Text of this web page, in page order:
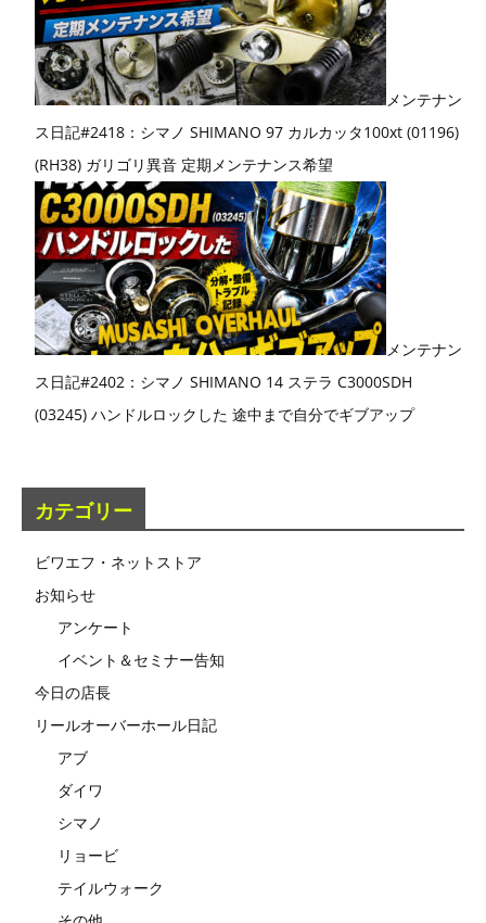
メンテナン
ス日記#2418：シマノ SHIMANO 97 カルカッタ100xt (01196)
(RH38) ガリゴリ異音 定期メンテナンス希望
メンテナン
ス日記#2402：シマノ SHIMANO 14 ステラ C3000SDH
(03245) ハンドルロックした 途中まで自分でギブアップ
カテゴリー
ビワエフ・ネットストア
お知らせ
アンケート
イベント＆セミナー告知
今日の店長
リールオーバーホール日記
アブ
ダイワ
シマノ
リョービ
テイルウォーク